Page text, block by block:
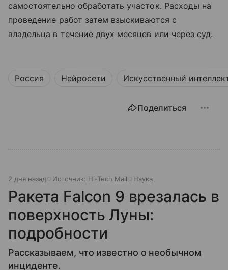
самостоятельно обработать участок. Расходы на
проведение работ затем взыскиваются с
владельца в течение двух месяцев или через суд.
Россия Нейросети Искусственный
Поделиться
2 дня назад Источник: Hi-Tech Mail Наука
Ракета Falcon 9 врезалась в
поверхность Луны:
подробности
Рассказываем, что известно о необычном
инциденте.